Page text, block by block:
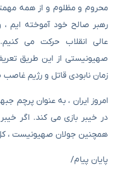
محروم و مظلوم و از همه
رهبر صالح خود آموخته ایم
عالی انقلاب حرکت می
صهیونیستی از این طریق
زمان نابودی قاتل و رژیم
در خیبر بازی می کند. اگر
همچنین جولان صهیونیست ،
پایان پیام/